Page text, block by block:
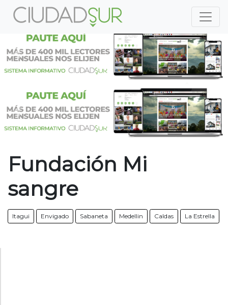
Previous
Previous
Fundación Mi
sangre
Itagui Envigado Sabaneta Medellin Caldas La Estrella